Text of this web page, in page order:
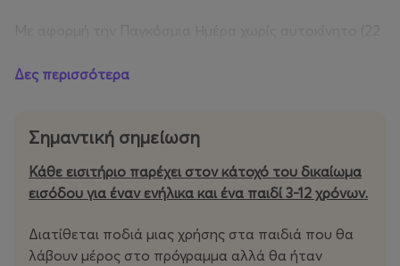
και ζωγραφίζουμε το δικό μας ποδήλατο τονίζοντας τη
χρήματα από πηλό
Οκτωβρίου) πλάθουμε με φυσικό πηλό χρήματα και
Δες περισσότερα
Σημαντική σημείωση
Κάθε εισιτήριο παρέχει στον κάτοχό του δικαίωμα
εισόδου για έναν ενήλικα και ένα παιδί 3-12 χρόνων.
Διατίθεται ποδιά μιας χρήσης στα παιδιά που θα
λάβουν μέρος στο πρόγραμμα αλλά θα ήταν